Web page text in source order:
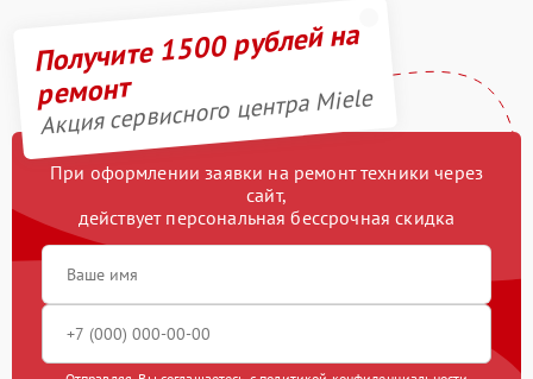
Получите 1500 рублей на
ремонт
Акция сервисного центра Miele
При оформлении заявки на ремонт техники через
сайт,
действует персональная бессрочная скидка